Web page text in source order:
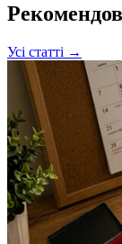
Усі статті →